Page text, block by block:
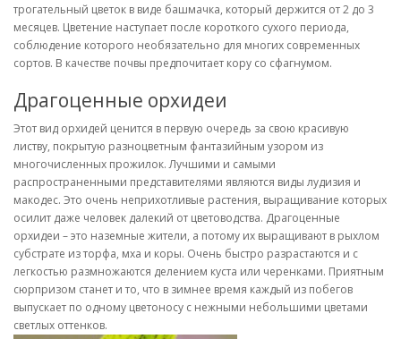
трогательный цветок в виде башмачка, который держится от 2 до 3
месяцев. Цветение наступает после короткого сухого периода,
соблюдение которого необязательно для многих современных
сортов. В качестве почвы предпочитает кору со сфагнумом.
Драгоценные орхидеи
Этот вид орхидей ценится в первую очередь за свою красивую
листву, покрытую разноцветным фантазийным узором из
многочисленных прожилок. Лучшими и самыми
распространенными представителями являются виды лудизия и
макодес. Это очень неприхотливые растения, выращивание которых
осилит даже человек далекий от цветоводства. Драгоценные
орхидеи – это наземные жители, а потому их выращивают в рыхлом
субстрате из торфа, мха и коры. Очень быстро разрастаются и с
легкостью размножаются делением куста или черенками. Приятным
сюрпризом станет и то, что в зимнее время каждый из побегов
выпускает по одному цветоносу с нежными небольшими цветами
светлых оттенков.